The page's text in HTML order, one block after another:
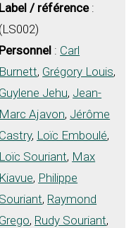
Label / référence:
(LS002)
Personnel : Carl
Burnett, Grégory Louis,
Guylene Jehu, Jean-
Marc Ajavon, Jérôme
Castry, Loïc Emboulé,
Loïc Souriant, Max
Kiavue, Philippe
Souriant, Raymond
Grego, Rudy Souriant,